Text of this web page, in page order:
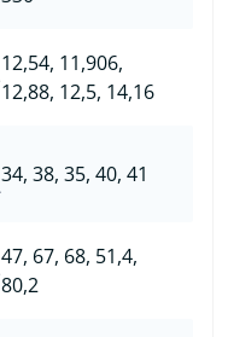
12,54, 11,906,
12,88, 12,5, 14,16
34, 38, 35, 40, 41
47, 67, 68, 51,4,
80,2